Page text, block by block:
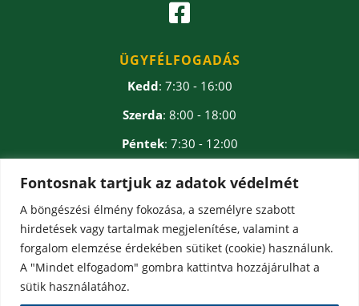
Fontosnak tartjuk az adatok védelmét
A böngészési élmény fokozása, a személyre szabott
hirdetések vagy tartalmak megjelenítése, valamint a
forgalom elemzése érdekében sütiket (cookie) használunk.
A "Mindet elfogadom" gombra kattintva hozzájárulhat a
sütik használatához.

ÜGYFÉLFOGADÁS
Kedd: 7:30 - 16:00
Szerda: 8:00 - 18:00
Péntek: 7:30 - 12:00